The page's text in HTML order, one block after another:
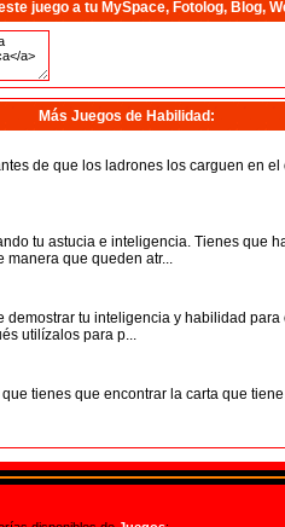
juego a tu MySpace, Fotolog, Blog,
Más Juegos de Habilidad :
de que los ladrones los carguen en
tu astucia e inteligencia. Tienes que
manera que queden atr...
demostrar tu inteligencia y habilidad
utilízalos para p...
tienes que encontrar la carta que